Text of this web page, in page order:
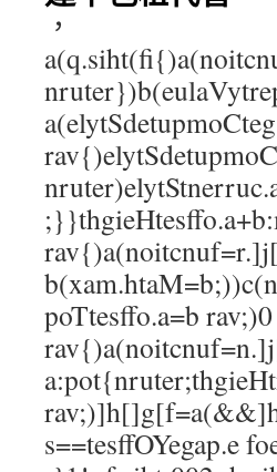
，
poTtesffo.a=b
s==tesffOYegap.e